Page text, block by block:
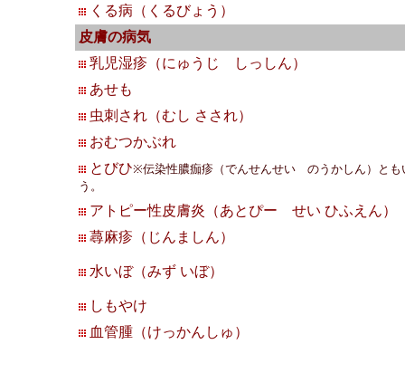
くる病（くるびょう）
皮膚の病気
乳児湿疹（にゅうじ しっしん）
あせも
虫刺され（むし さされ）
おむつかぶれ
とびひ※伝染性膿痂疹（でんせんせい のうかしん）とも
う。
アトピー性皮膚炎（あとぴー せい ひふえん）
蕁麻疹（じんましん）
水いぼ（みず いぼ）
しもやけ
血管腫（けっかんしゅ）